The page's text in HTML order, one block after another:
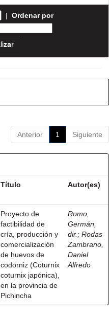
| Ordenar por
Anterior 1 Siguiente
Título Autor(es)
Proyecto de
factibilidad de
cría, producción y
comercialización
de huevos de
codorniz (Coturnix
coturnix japónica),
en la provincia de
Pichincha
Romo,
Germán,
dir. ; Rodas
Zambrano,
Daniel
Alfredo